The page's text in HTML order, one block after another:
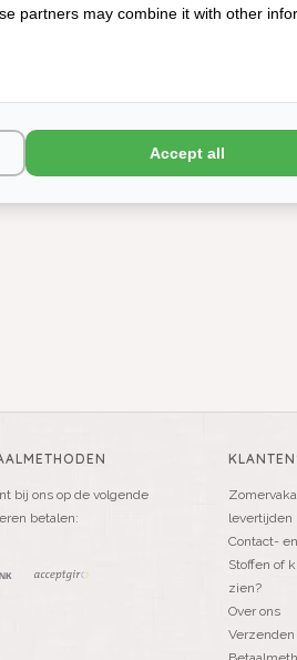
bij ons op de volgende
betalen:
levertijden
Contact-
Stoffen of
zien?
Over ons
partners may combine it with other
Accept all